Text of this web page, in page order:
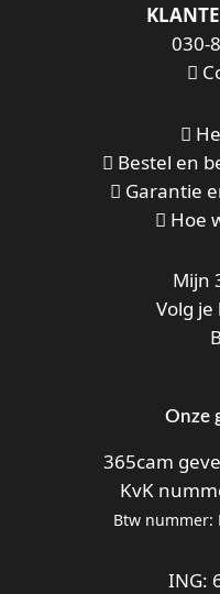
030-
Bestel en
Garantie
Hoe
Mijn
Volg
Onze
365cam
KvK
Btw nummer:
ING: